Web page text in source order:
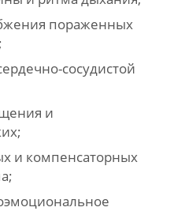
пораженных
сосудистой
и
и компенсаторных